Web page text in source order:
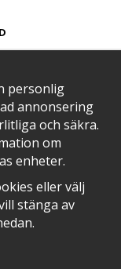
personlig
annonsering
och säkra.
om
enheter.
eller välj
stänga av